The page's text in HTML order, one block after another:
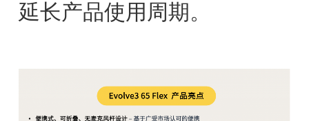
延长产品使用周期。